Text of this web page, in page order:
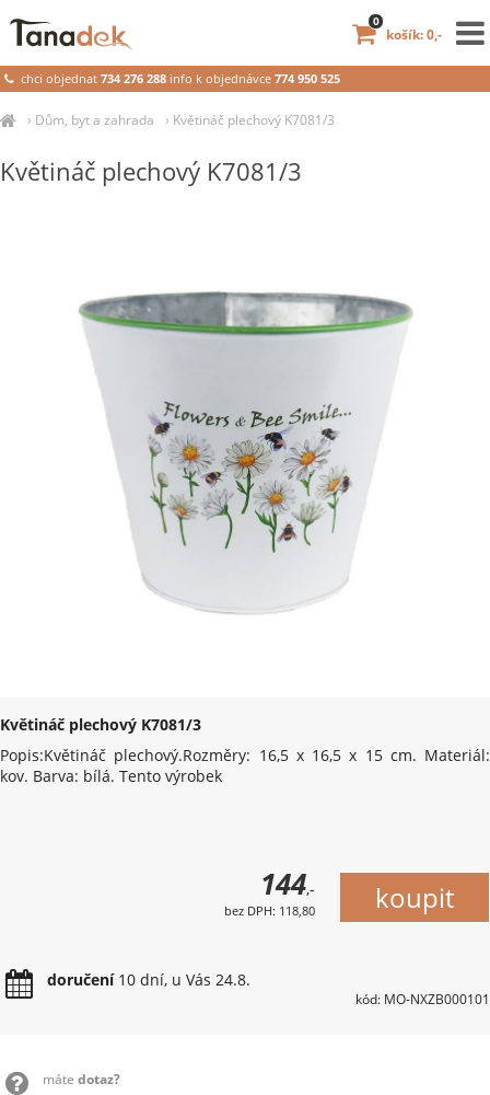
› Dům, byt a zahrada › Květináč plechový K7081/3
Květináč plechový K7081/3
Květináč plechový K7081/3
Popis:Květináč plechový.Rozměry: 16,5 x 16,5 x 15 cm. Materiál:
kov. Barva: bílá. Tento výrobek
144,-
bez DPH: 118,80
doručení10 dní, u Vás 24.8.
kód: MO-NXZB000101
máte dotaz?
chci objednat734 276 288 info k objednávce 774 950 525
košík: 0,-
0